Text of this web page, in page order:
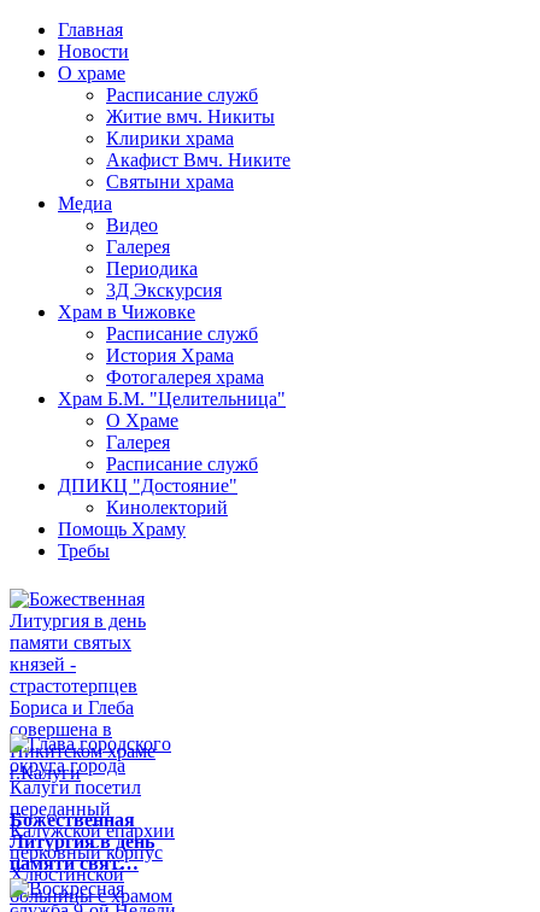
Главная
Новости
О храме
Расписание служб
Житие вмч. Никиты
Клирики храма
Акафист Вмч. Никите
Святыни храма
Медиа
Видео
Галерея
Периодика
3Д Экскурсия
Храм в Чижовке
Расписание служб
История Храма
Фотогалерея храма
Храм Б.М. "Целительница"
О Храме
Галерея
Расписание служб
ДПИКЦ "Достояние"
Кинолекторий
Помощь Храму
Требы
Божественная
Литургия в день
памяти свят…